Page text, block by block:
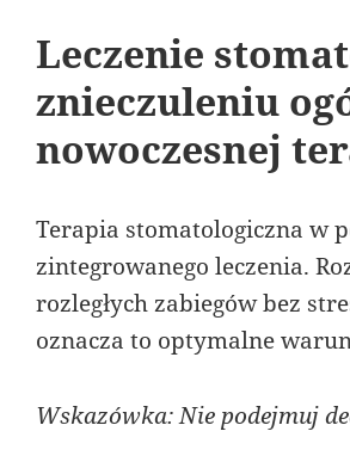
Leczenie
znieczuleniu
nowoczesnej
Terapia stomatologiczna w
zintegrowanego leczenia.
rozległych zabiegów bez
oznacza to optymalne
Wskazówka: Nie podejmuj